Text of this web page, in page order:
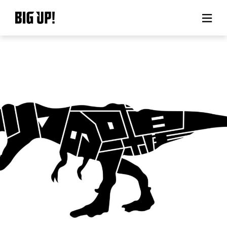
料金プラン
サポート
ご利用の流れ
よくある質問